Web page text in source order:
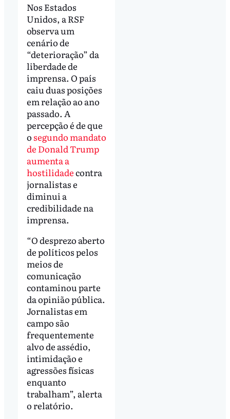
Nos Estados
Unidos, a RSF
observa um
cenário de
“deterioração” da
liberdade de
imprensa. O país
caiu duas posições
em relação ao ano
passado. A
percepção é de que
o segundo mandato
de Donald Trump
aumenta a
hostilidadecontra
jornalistas e
diminui a
credibilidade na
imprensa.
“O desprezo aberto
de políticos pelos
meios de
comunicação
contaminou parte
da opinião pública.
Jornalistas em
campo são
frequentemente
alvo de assédio,
intimidação e
agressões físicas
enquanto
trabalham”, alerta
o relatório.